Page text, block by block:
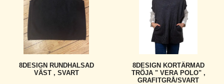
8DESIGN RUNDHALSAD
VÄST , SVART
8DESIGN KORTÄRMAD
TRÖJA " VERA POLO" ,
GRAFITGRÅ/SVART